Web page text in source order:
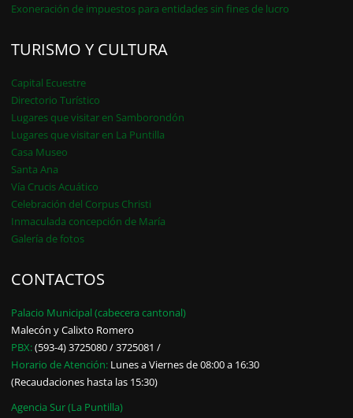
Exoneración de impuestos para entidades sin fines de lucro
TURISMO Y CULTURA
Capital Ecuestre
Directorio Turístico
Lugares que visitar en Samborondón
Lugares que visitar en La Puntilla
Casa Museo
Santa Ana
Vía Crucis Acuático
Celebración del Corpus Christi
Inmaculada concepción de María
Galería de fotos
CONTACTOS
Palacio Municipal (cabecera cantonal)
Malecón y Calixto Romero
PBX:(593-4) 3725080 / 3725081 /
Horario de Atención: Lunes a Viernes de 08:00 a 16:30
(Recaudaciones hasta las 15:30)
Agencia Sur (La Puntilla)